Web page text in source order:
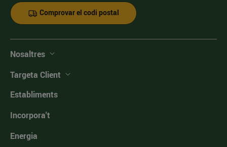
Comprovar el codi postal
Nosaltres
Targeta Client
Establiments
Incorpora't
Energia